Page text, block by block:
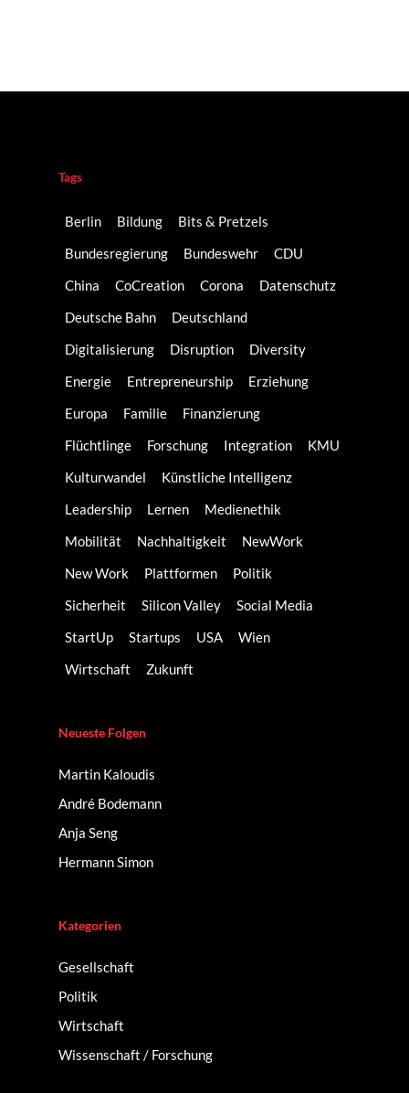
Tags
Berlin Bildung
Bits & Pretzels
Bundesregierung
Bundeswehr
CDU
China
CoCreation Corona
Datenschutz
Deutsche Bahn
Deutschland
Digitalisierung
Disruption
Diversity
Energie
Entrepreneurship
Erziehung
Europa
Familie
Finanzierung
Flüchtlinge
Forschung Integration
KMU
Kulturwandel
Künstliche Intelligenz
Leadership
Lernen
Medienethik
Mobilität
Nachhaltigkeit
NewWork
New Work
Plattformen
Politik
Sicherheit
Silicon Valley
Social Media
StartUp
Startups USA
Wien
Wirtschaft
Zukunft
Neueste Folgen
Martin Kaloudis
André Bodemann
Anja Seng
Hermann Simon
Kategorien
Gesellschaft
Politik
Wirtschaft
Wissenschaft / Forschung